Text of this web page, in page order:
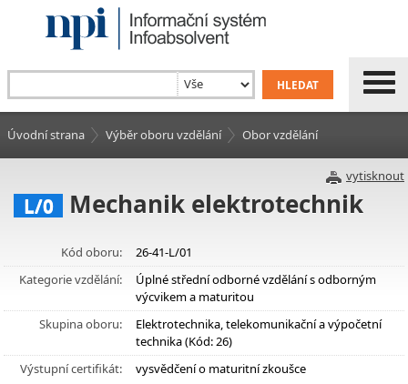
Úvodní strana Výběr oboru vzdělání Obor vzdělání
vytisknout
L/0 Mechanik elektrotechnik
Kód oboru:
26-41-L/01
Kategorie vzdělání:
Úplné střední odborné vzdělání s odborným
výcvikem a maturitou
Skupina oboru:
Elektrotechnika, telekomunikační a výpočetní
technika (Kód: 26)
Výstupní certifikát:
vysvědčení o maturitní zkoušce